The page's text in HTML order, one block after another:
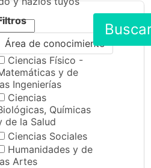
Área de conocimiento
Ciencias Físico -
y de
Ingenierías
Ciencias
Químicas
de la Salud
Ciencias Sociales
Humanidades y de
Artes